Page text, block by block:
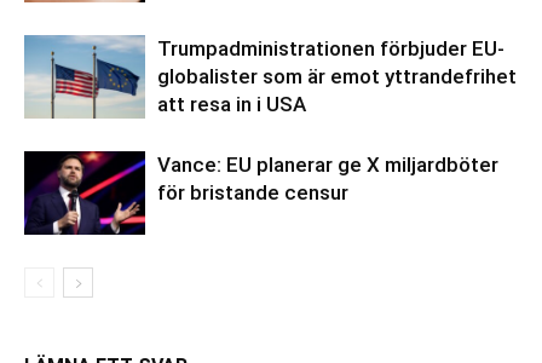
Trumpadministrationen förbjuder EU-
globalister som är emot yttrandefrihet
att resa in i USA
Vance: EU planerar ge X miljardböter
för bristande censur